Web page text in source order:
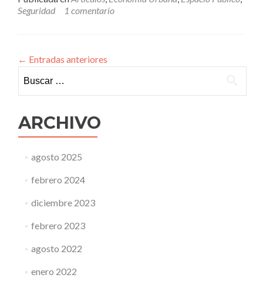
no
Seguridad
1 comentario
← Entradas anteriores
ARCHIVO
agosto 2025
febrero 2024
diciembre 2023
febrero 2023
agosto 2022
enero 2022